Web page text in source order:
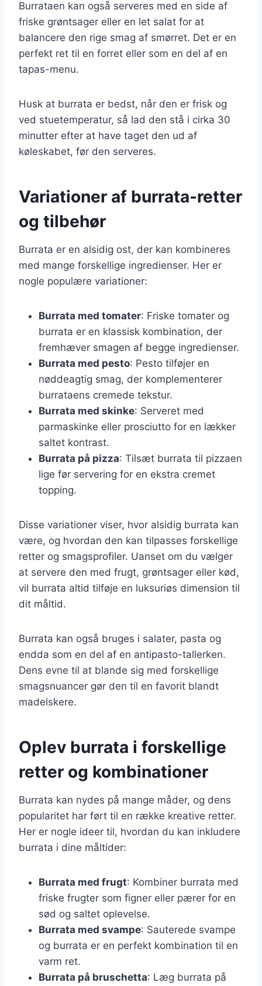
Burrataen kan også serveres med en side af
friske grøntsager eller en let salat for at
balancere den rige smag af smørret. Det er en
perfekt ret til en forret eller som en del af en
tapas-menu.
Husk at burrata er bedst, når den er frisk og
ved stuetemperatur, så lad den stå i cirka 30
minutter efter at have taget den ud af
køleskabet, før den serveres.
Variationer af burrata-retter
og tilbehør
Burrata er en alsidig ost, der kan kombineres
med mange forskellige ingredienser. Her er
nogle populære variationer:
Burrata med tomater: Friske tomater og
burrata er en klassisk kombination, der
fremhæver smagen af begge ingredienser.
Burrata med pesto: Pesto tilføjer en
nøddeagtig smag, der komplementerer
burrataens cremede tekstur.
Burrata med skinke: Serveret med
parmaskinke eller prosciutto for en lækker
saltet kontrast.
Burrata på pizza: Tilsæt burrata til pizzaen
lige før servering for en ekstra cremet
topping.
Disse variationer viser, hvor alsidig burrata kan
være, og hvordan den kan tilpasses forskellige
retter og smagsprofiler. Uanset om du vælger
at servere den med frugt, grøntsager eller kød,
vil burrata altid tilføje en luksuriøs dimension til
dit måltid.
Burrata kan også bruges i salater, pasta og
endda som en del af en antipasto-tallerken.
Dens evne til at blande sig med forskellige
smagsnuancer gør den til en favorit blandt
madelskere.
Oplev burrata i forskellige
retter og kombinationer
Burrata kan nydes på mange måder, og dens
popularitet har ført til en række kreative retter.
Her er nogle ideer til, hvordan du kan inkludere
burrata i dine måltider:
Burrata med frugt: Kombiner burrata med
friske frugter som figner eller pærer for en
sød og saltet oplevelse.
Burrata med svampe: Sauterede svampe
og burrata er en perfekt kombination til en
varm ret.
Burrata på bruschetta: Læg burrata på